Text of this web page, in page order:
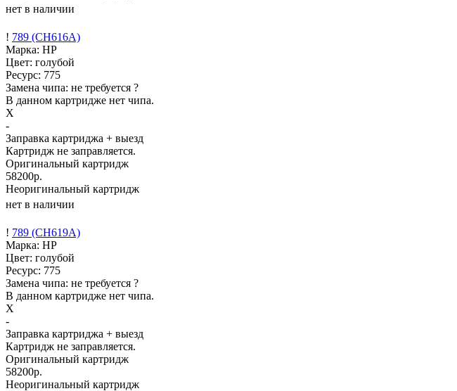
нет в наличии
! 789 (CH616A)
Марка: HP
Цвет: голубой
Ресурс: 775
Замена чипа: не требуется ?
В данном картридже нет чипа.
X
-
Заправка картриджа + выезд
Картридж не заправляется.
Оригинальный картридж
58200р.
Неоригинальный картридж
нет в наличии
! 789 (CH619A)
Марка: HP
Цвет: голубой
Ресурс: 775
Замена чипа: не требуется ?
В данном картридже нет чипа.
X
-
Заправка картриджа + выезд
Картридж не заправляется.
Оригинальный картридж
58200р.
Неоригинальный картридж